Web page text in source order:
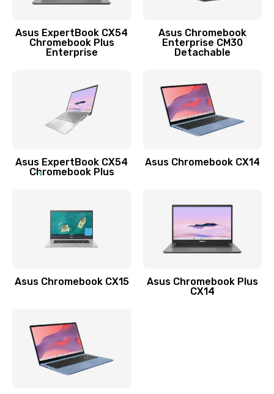
Замена аккумулятора
890 руб.
Заказать
890 руб.
Замена стекла
Замена датчика приближения
Замена антенны
Asus ExpertBook CX54
Chromebook Plus
Enterprise
Asus Chromebook
Enterprise CM30
Detachable
Asus ExpertBook CX54
Chromebook Plus
Asus Chromebook CX14
Asus Chromebook CX15
Asus Chromebook Plus
CX14